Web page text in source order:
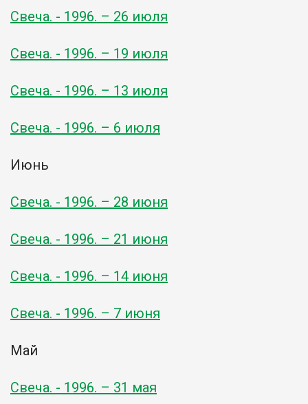
Свеча. - 1996. – 26 июля
Свеча. - 1996. – 19 июля
Свеча. - 1996. – 13 июля
Свеча. - 1996. – 6 июля
Июнь
Свеча. - 1996. – 28 июня
Свеча. - 1996. – 21 июня
Свеча. - 1996. – 14 июня
Свеча. - 1996. – 7 июня
Май
Свеча. - 1996. – 31 мая